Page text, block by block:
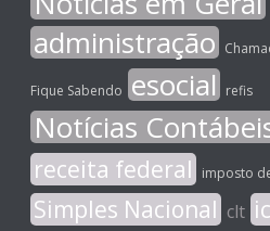
administração
Fique Sabendo esocial refis
Notícias
receita federal imposto
Simples Nacional clt